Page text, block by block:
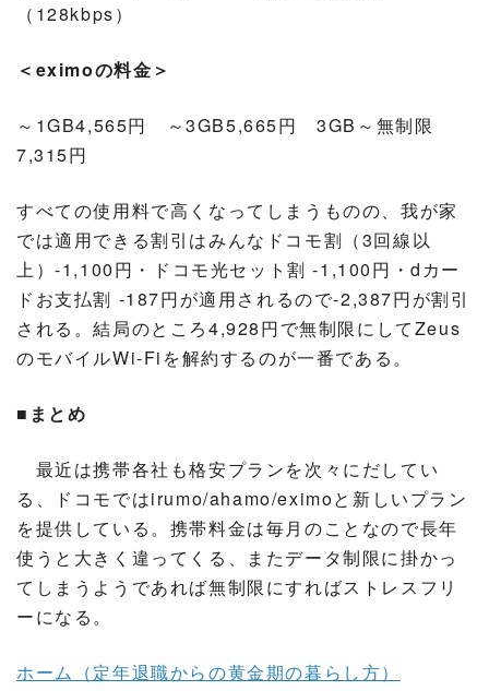
（128kbps）
＜eximoの料金＞
～1GB4,565円 ～3GB5,665円 3GB～無制限
7,315円
すべての使用料で高くなってしまうものの、我が家
では適用できる割引はみんなドコモ割（3回線以
上）-1,100円・ドコモ光セット割 -1,100円・dカー
ドお支払割 -187円が適用されるので-2,387円が割引
される。結局のところ4,928円で無制限にしてZeus
のモバイルWi-Fiを解約するのが一番である。
■まとめ
最近は携帯各社も格安プランを次々にだしてい
る、ドコモではirumo/ahamo/eximoと新しいプラン
を提供している。携帯料金は毎月のことなので長年
使うと大きく違ってくる、またデータ制限に掛かっ
てしまうようであれば無制限にすればストレスフリ
ーになる。
ホーム（定年退職からの黄金期の暮らし方）